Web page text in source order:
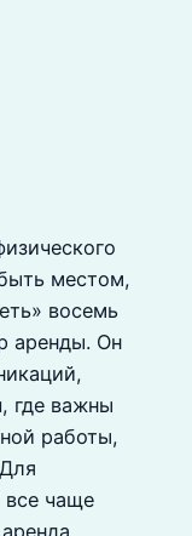
местом,
восемь
аренды. Он
где важны
работы,
все чаще